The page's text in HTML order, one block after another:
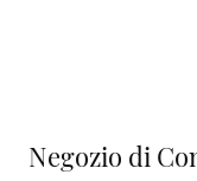
Negozio di